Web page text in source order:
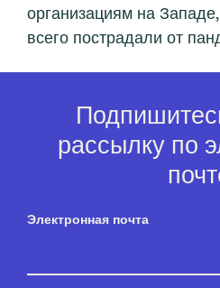
организациям на
всего пострадали от
рассылку по
Электронная почта